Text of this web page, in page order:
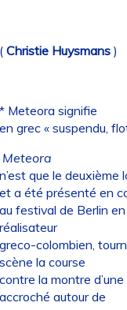
Christie Huysmans)
Meteora signifie
grec « suspendu,
Meteora
que le
a été présenté en
festival de Berlin
colombien,
la course
la montre
autour de